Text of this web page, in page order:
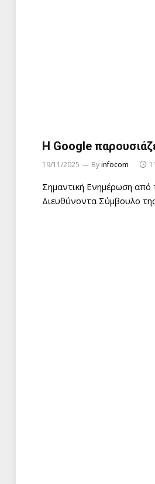
Η Google
19/11/2025 Byinfocom
Σημαντική Ενημέρωση από
Διευθύνοντα Σύμβουλο